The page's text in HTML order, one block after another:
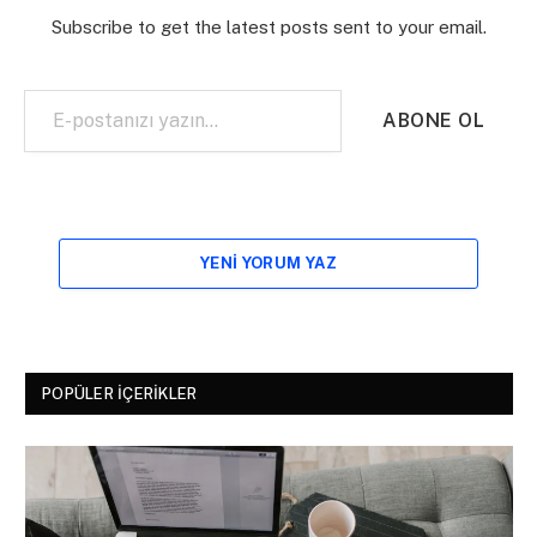
Subscribe to get the latest posts sent to your email.
E-postanızı yazın…
ABONE OL
YENI YORUM YAZ
POPÜLER İÇERIKLER